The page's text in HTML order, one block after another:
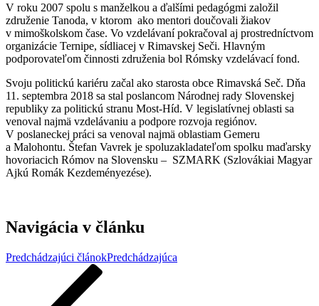
V roku 2007 spolu s manželkou a ďalšími pedagógmi založil
združenie Tanoda, v ktorom ako mentori doučovali žiakov
v mimoškolskom čase. Vo vzdelávaní pokračoval aj prostredníctvom
organizácie Ternipe, sídliacej v Rimavskej Seči. Hlavným
podporovateľom činnosti združenia bol Rómsky vzdelávací fond.
Svoju politickú kariéru začal ako starosta obce Rimavská Seč. Dňa
11. septembra 2018 sa stal poslancom Národnej rady Slovenskej
republiky za politickú stranu Most-Híd. V legislatívnej oblasti sa
venoval najmä vzdelávaniu a podpore rozvoja regiónov.
V poslaneckej práci sa venoval najmä oblastiam Gemeru
a Malohontu. Štefan Vavrek je spoluzakladateľom spolku maďarsky
hovoriacich Rómov na Slovensku – SZMARK (Szlovákiai Magyar
Ajkú Romák Kezdeményezése).
Navigácia v článku
Predchádzajúci článokPredchádzajúca